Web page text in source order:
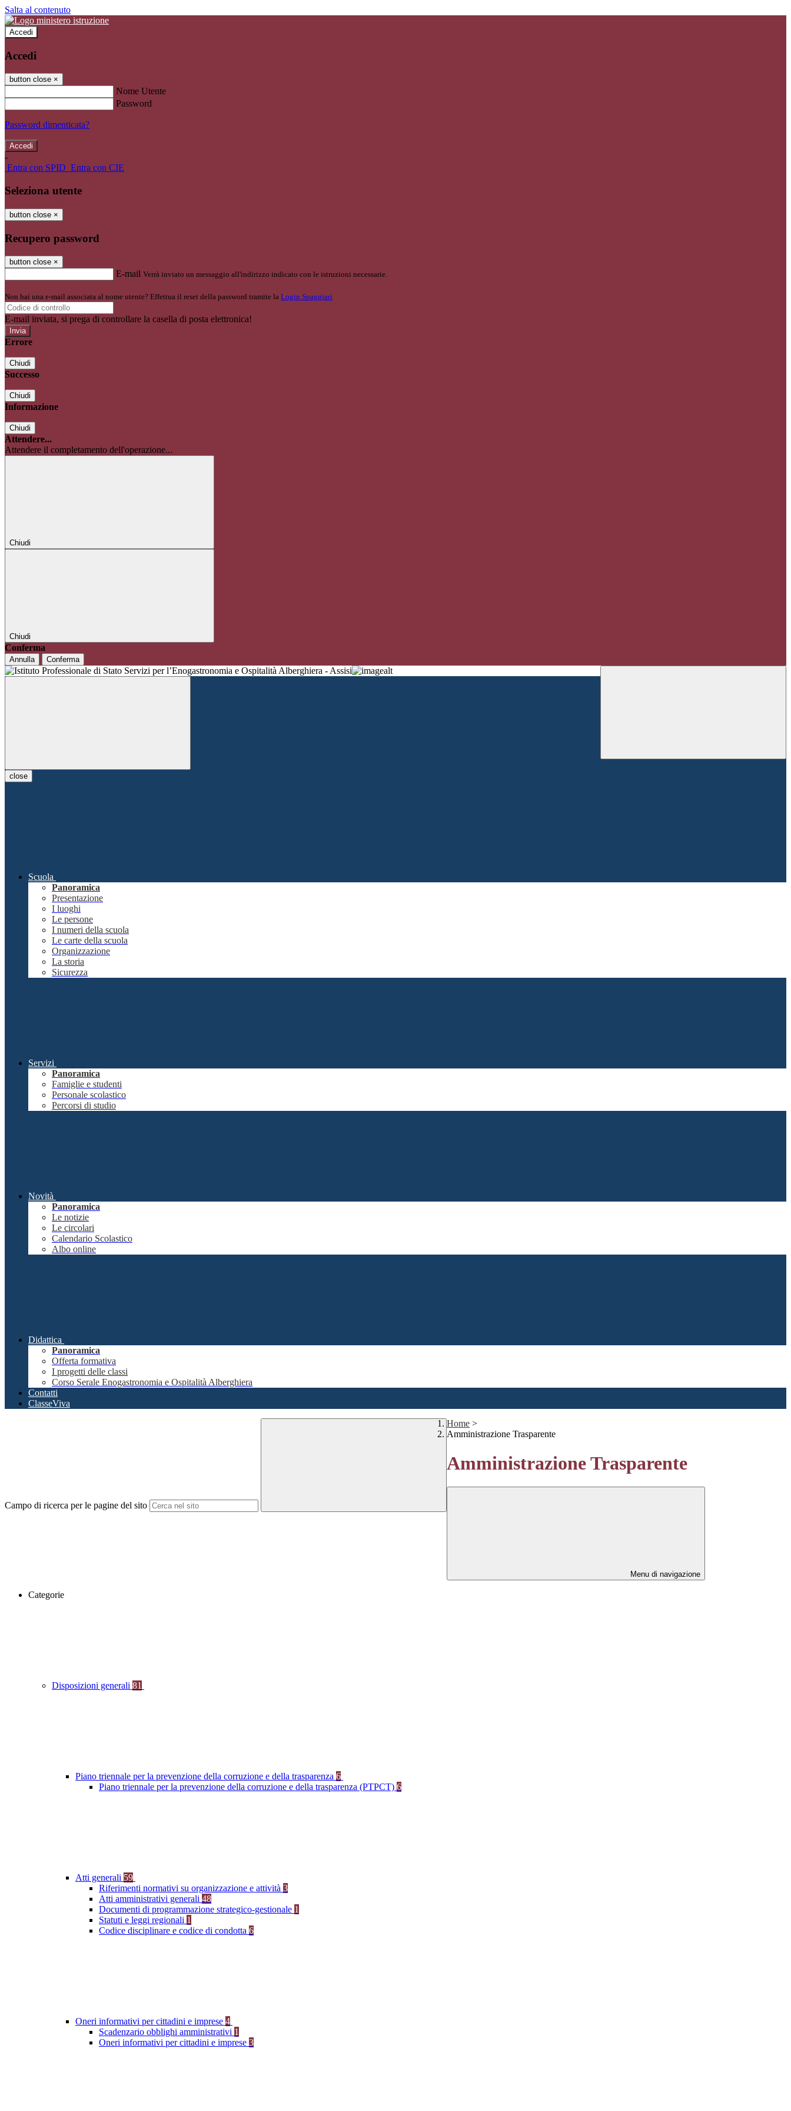
Salta al contenuto
Accedi
Accedi
button close ×
Nome Utente
Password
Password dimenticata?
-
Entra con SPID Entra con CIE
Seleziona utente
button close ×
Recupero password
button close ×
E-mail Verrà inviato un messaggio all'indirizzo indicato con le istruzioni necessarie.
Non hai una e-mail associata al nome utente? Effettua il reset della password tramite la Login Spaggiari
E-mail inviata, si prega di controllare la casella di posta elettronica!
Errore
Chiudi
Successo
Chiudi
Informazione
Chiudi
Attendere...
Attendere il completamento dell'operazione...
Chiudi
Chiudi
Conferma
Annulla Conferma
close
Scuola
Panoramica
Presentazione
I luoghi
Le persone
I numeri della scuola
Le carte della scuola
Organizzazione
La storia
Sicurezza
Servizi
Panoramica
Famiglie e studenti
Personale scolastico
Percorsi di studio
Novità
Panoramica
Le notizie
Le circolari
Calendario Scolastico
Albo online
Didattica
Panoramica
Offerta formativa
I progetti delle classi
Corso Serale Enogastronomia e Ospitalità Alberghiera
Contatti
ClasseViva
Campo di ricerca per le pagine del sito
Home >
Amministrazione Trasparente
Amministrazione Trasparente
Menu di navigazione
Categorie
Disposizioni generali 81
Piano triennale per la prevenzione della corruzione e della trasparenza 6
Piano triennale per la prevenzione della corruzione e della trasparenza (PTPCT) 6
Atti generali 59
Riferimenti normativi su organizzazione e attività 3
Atti amministrativi generali 48
Documenti di programmazione strategico-gestionale 1
Statuti e leggi regionali 1
Codice disciplinare e codice di condotta 6
Oneri informativi per cittadini e imprese 4
Scadenzario obblighi amministrativi 1
Oneri informativi per cittadini e imprese 3